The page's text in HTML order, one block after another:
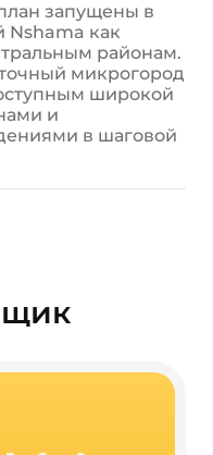
запущены в
Nshama как
районам.
микрогород
широкой
и
в шаговой
собственный
Fiori, Camden,
2027–2029 годах
и